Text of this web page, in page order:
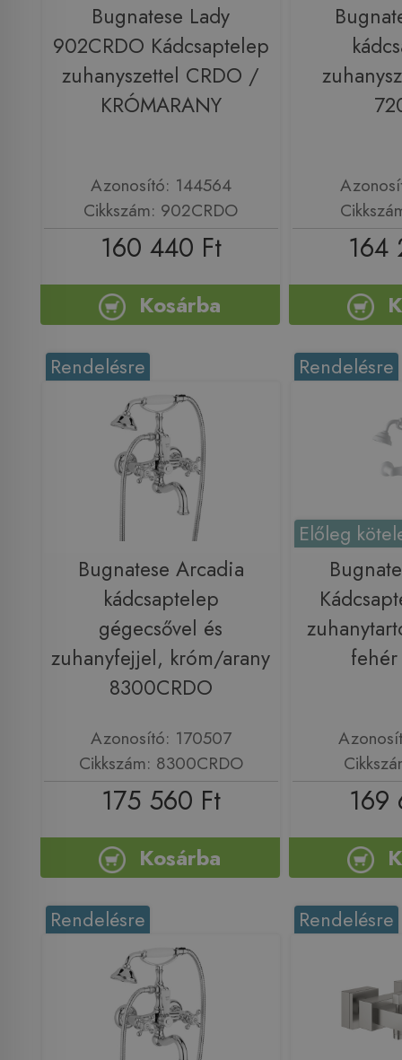
Bugnatese Lady
902CRDO Kádcsaptelep
zuhanyszettel CRDO /
KRÓMARANY
Azonosító: 144564
Cikkszám: 902CRDO
160 440 Ft
Kosárba
164
Rendelésre
Bugnatese Arcadia
kádcsaptelep
gégecsővel és
zuhanyfejjel, króm/arany
8300CRDO
Azonosító: 170507
Cikkszám: 8300CRDO
175 560 Ft
Kosárba
Rendelésre
Előleg
169
Rendelésre Rendelésre